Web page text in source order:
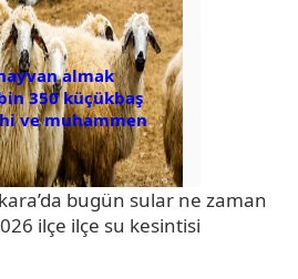
almak
350 küçükbaş
ve muhammen
bugün sular ne zaman
ilçe ilçe su kesintisi